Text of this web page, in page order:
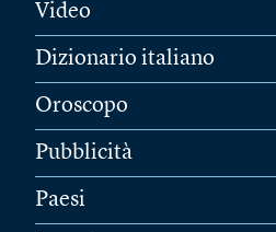
Video
Dizionario italiano
Oroscopo
Pubblicità
Paesi